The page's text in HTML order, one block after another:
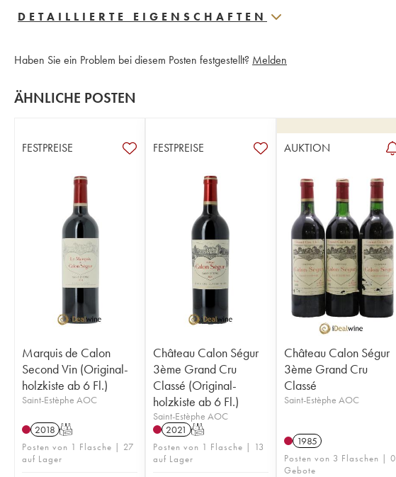
DETAILLIERTE EIGENSCHAFTEN
Haben Sie ein Problem bei diesem Posten festgestellt? Melden
ÄHNLICHE POSTEN
FESTPREISE
Marquis de Calon
Second Vin (Original-
holzkiste ab 6 Fl.)
Saint-Estèphe AOC
2018 T
Posten von 1 Flasche | 27
auf Lager
FESTPREISE
Château Calon Ségur
3ème Grand Cru
Classé (Original-
holzkiste ab 6 Fl.)
Saint-Estèphe AOC
2021 T
Posten von 1 Flasche | 13
auf Lager
AUKTION
Château Calon Ségur
3ème Grand Cru
Classé
Saint-Estèphe AOC
1985
Posten von 3 Flaschen | 0
Gebote